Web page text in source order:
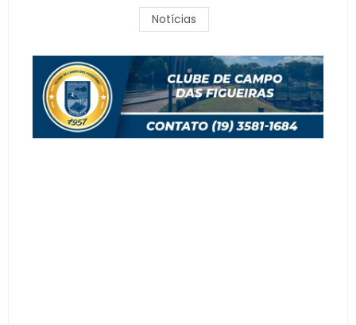
Notícias